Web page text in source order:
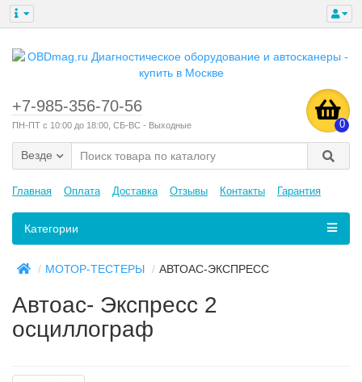
+7-985-356-70-56
ПН-ПТ с 10:00 до 18:00, СБ-ВС - Выходные 0
Везде
Главная Оплата Доставка Отзывы Контакты Гарантия
Категории
МОТОР-ТЕСТЕРЫ АВТОАС-ЭКСПРЕСС
Автоас- Экспресс 2
осциллограф